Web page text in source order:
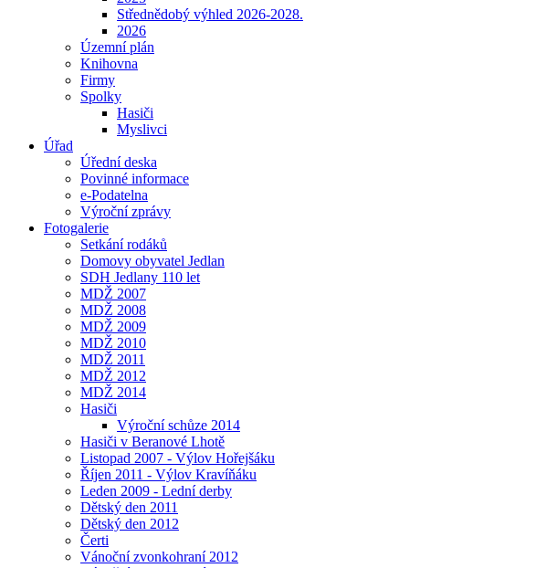
Střednědobý výhled 2026-2028.
2026
Územní plán
Knihovna
Firmy
Spolky
Hasiči
Myslivci
Úřad
Úřední deska
Povinné informace
e-Podatelna
Výroční zprávy
Fotogalerie
Setkání rodáků
Domovy obyvatel Jedlan
SDH Jedlany 110 let
MDŽ 2007
MDŽ 2008
MDŽ 2009
MDŽ 2010
MDŽ 2011
MDŽ 2012
MDŽ 2014
Hasiči
Výroční schůze 2014
Hasiči v Beranové Lhotě
Listopad 2007 - Výlov Hořejšáku
Říjen 2011 - Výlov Kravíňáku
Leden 2009 - Lední derby
Dětský den 2011
Dětský den 2012
Čerti
Vánoční zvonkohraní 2012